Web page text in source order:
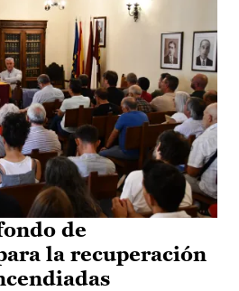
de
la recuperación